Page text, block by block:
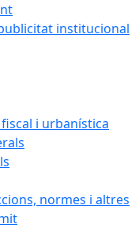
institucional
i urbanística
normes i altres